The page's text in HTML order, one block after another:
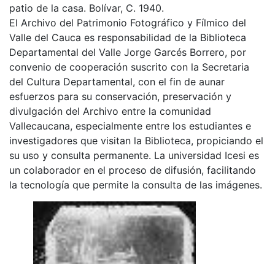
patio de la casa. Bolívar, C. 1940.
El Archivo del Patrimonio Fotográfico y Fílmico del
Valle del Cauca es responsabilidad de la Biblioteca
Departamental del Valle Jorge Garcés Borrero, por
convenio de cooperación suscrito con la Secretaria
del Cultura Departamental, con el fin de aunar
esfuerzos para su conservación, preservación y
divulgación del Archivo entre la comunidad
Vallecaucana, especialmente entre los estudiantes e
investigadores que visitan la Biblioteca, propiciando el
su uso y consulta permanente. La universidad Icesi es
un colaborador en el proceso de difusión, facilitando
la tecnología que permite la consulta de las imágenes.